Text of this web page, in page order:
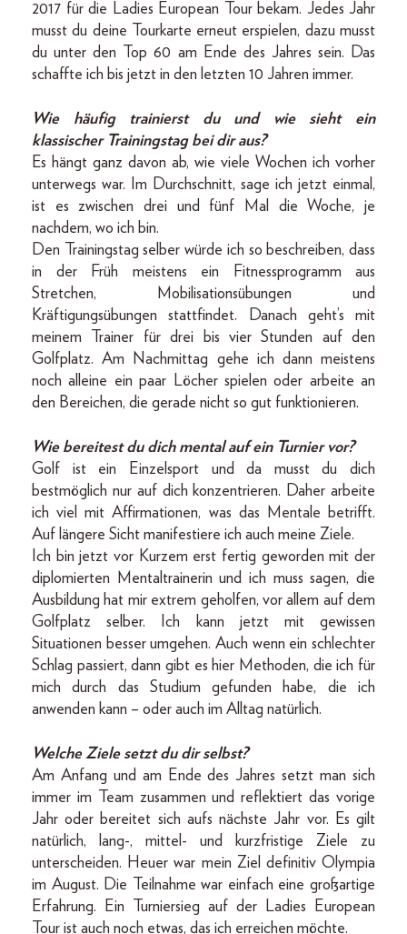
2017 für die Ladies European Tour bekam. Jedes Jahr
musst du deine Tourkarte erneut erspielen, dazu musst
du unter den Top 60 am Ende des Jahres sein. Das
schaffte ich bis jetzt in den letzten 10 Jahren immer.
Wie häufig trainierst du und wie sieht ein
klassischer Trainingstag bei dir aus?
Es hängt ganz davon ab, wie viele Wochen ich vorher
unterwegs war. Im Durchschnitt, sage ich jetzt einmal,
ist es zwischen drei und fünf Mal die Woche, je
nachdem, wo ich bin.
Den Trainingstag selber würde ich so beschreiben, dass
in der Früh meistens ein Fitnessprogramm aus
Stretchen, Mobilisationsübungen und
Kräftigungsübungen stattfindet. Danach geht’s mit
meinem Trainer für drei bis vier Stunden auf den
Golfplatz. Am Nachmittag gehe ich dann meistens
noch alleine ein paar Löcher spielen oder arbeite an
den Bereichen, die gerade nicht so gut funktionieren.
Wie bereitest du dich mental auf ein Turnier vor?
Golf ist ein Einzelsport und da musst du dich
bestmöglich nur auf dich konzentrieren. Daher arbeite
ich viel mit Affirmationen, was das Mentale betrifft.
Auf längere Sicht manifestiere ich auch meine Ziele.
Ich bin jetzt vor Kurzem erst fertig geworden mit der
diplomierten Mentaltrainerin und ich muss sagen, die
Ausbildung hat mir extrem geholfen, vor allem auf dem
Golfplatz selber. Ich kann jetzt mit gewissen
Situationen besser umgehen. Auch wenn ein schlechter
Schlag passiert, dann gibt es hier Methoden, die ich für
mich durch das Studium gefunden habe, die ich
anwenden kann – oder auch im Alltag natürlich.
Welche Ziele setzt du dir selbst?
Am Anfang und am Ende des Jahres setzt man sich
immer im Team zusammen und reflektiert das vorige
Jahr oder bereitet sich aufs nächste Jahr vor. Es gilt
natürlich, lang-, mittel- und kurzfristige Ziele zu
unterscheiden. Heuer war mein Ziel definitiv Olympia
im August. Die Teilnahme war einfach eine großartige
Erfahrung. Ein Turniersieg auf der Ladies European
Tour ist auch noch etwas, das ich erreichen möchte.